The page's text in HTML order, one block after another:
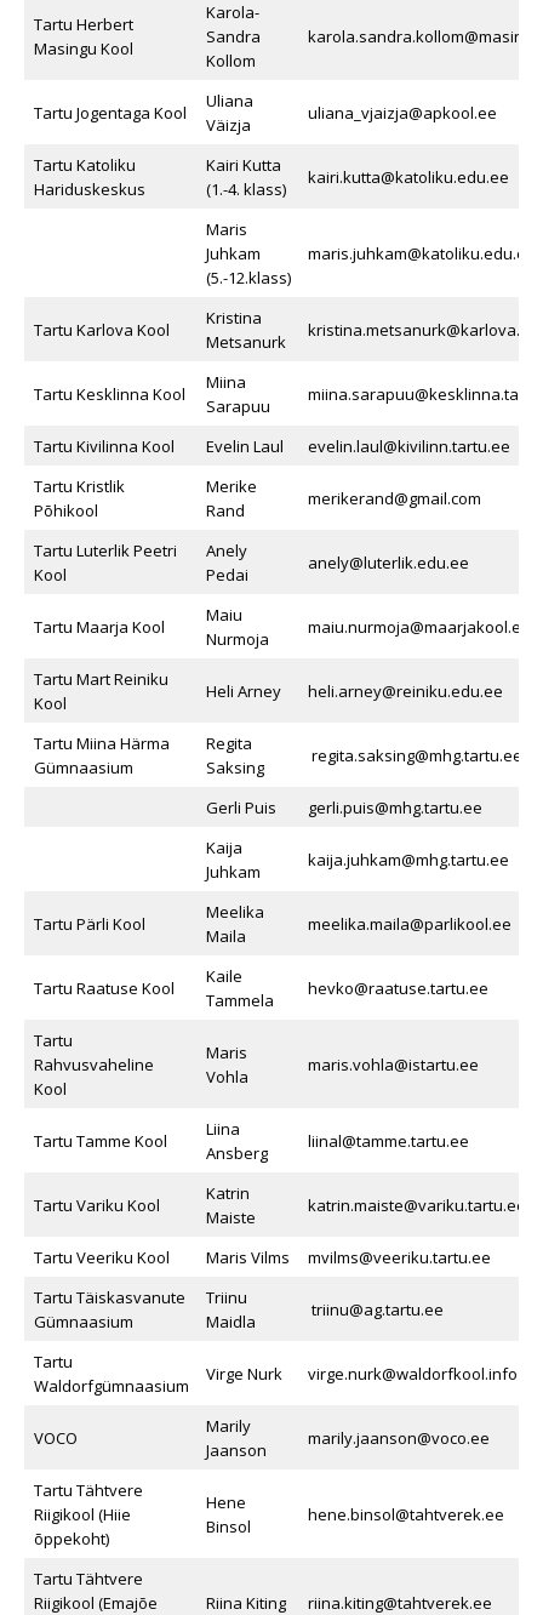
Tartu Herbert
Masingu Kool
Karola-
Sandra
Kollom
Tartu Jogentaga Kool
Uliana
Väizja
uliana_vjaizja@apkool.ee
Tartu Katoliku
Hariduskeskus
Kairi Kutta
(1.-4. klass)
kairi.kutta@katoliku.edu.ee
Maris
Juhkam
(5.-12.klass)
maris.juhkam@katoliku.edu.ee
Tartu Karlova Kool
Kristina
Metsanurk
Tartu Kesklinna Kool
Miina
Sarapuu
Tartu Kivilinna Kool Evelin Laul
evelin.laul@kivilinn.tartu.ee
Tartu Kristlik
Põhikool
Merike
Rand
merikerand@gmail.com
Tartu Luterlik Peetri
Kool
Anely
Pedai
anely@luterlik.edu.ee
Tartu Maarja Kool
Maiu
Nurmoja
maiu.nurmoja@maarjakool.ee
Tartu Mart Reiniku
Kool
Heli Arney heli.arney@reiniku.edu.ee
Tartu Miina Härma
Gümnaasium
Regita
Saksing
regita.saksing@mhg.tartu.ee
Gerli Puis
gerli.puis@mhg.tartu.ee
Kaija
Juhkam
kaija.juhkam@mhg.tartu.ee
Tartu Pärli Kool
Meelika
Maila
meelika.maila@parlikool.ee
Tartu Raatuse Kool
Kaile
Tammela
hevko@raatuse.tartu.ee
Tartu
Rahvusvaheline
Kool
Maris
Vohla
maris.vohla@istartu.ee
Tartu Tamme Kool
Liina
Ansberg
liinal@tamme.tartu.ee
Tartu Variku Kool
Katrin
Maiste
katrin.maiste@variku.tartu.ee
Tartu Veeriku Kool Maris Vilms
mvilms@veeriku.tartu.ee
Tartu Täiskasvanute
Gümnaasium
Triinu
Maidla
triinu@ag.tartu.ee
Tartu
Waldorfgümnaasium
Virge Nurk virge.nurk@waldorfkool.info
VOCO
Marily
Jaanson
marily.jaanson@voco.ee
Tartu Tähtvere
Riigikool (Hiie
õppekoht)
Hene
Binsol
hene.binsol@tahtverek.ee
Tartu Tähtvere
Riigikool (Emajõe
Riina Kiting riina.kiting@tahtverek.ee